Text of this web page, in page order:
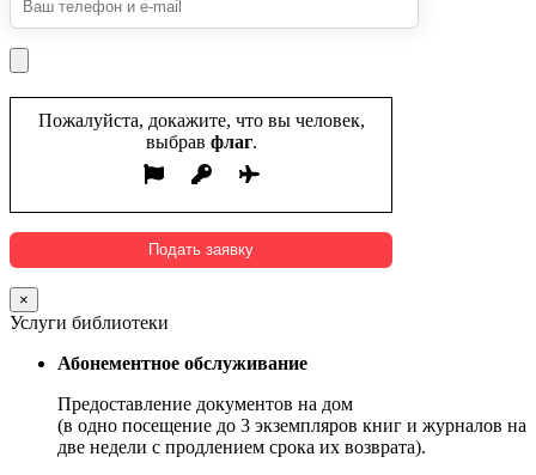
Пожалуйста, докажите, что вы человек,
выбрав флаг.
×
Услуги библиотеки
Абонементное обслуживание
Предоставление документов на дом
(в одно посещение до 3 экземпляров книг и журналов на
две недели с продлением срока их возврата).